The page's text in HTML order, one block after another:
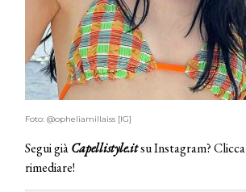
Foto: @opheliamillaiss [IG]
Segui giàCapellistyle.itsu Instagram? Clicca
rimediare!